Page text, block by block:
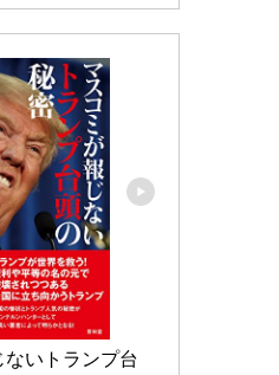
いトランプ台